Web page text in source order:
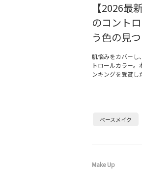
【2026最
のコント
う色の見
肌悩みをカバーし
トロールカラー
ンキングを受賞
ベースメイク
Make Up